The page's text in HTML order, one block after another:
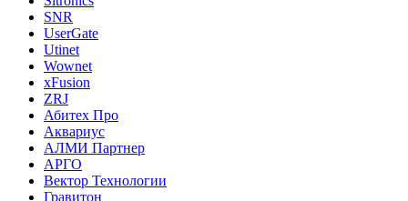
SNR
UserGate
Utinet
Wownet
xFusion
ZRJ
Абитех Про
Аквариус
АЛМИ Партнер
АРГО
Вектор Технологии
Гравитон